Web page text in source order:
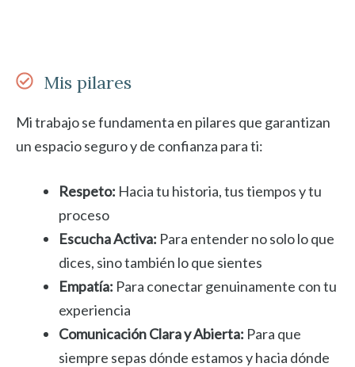
Mis pilares
Mi trabajo se fundamenta en pilares que garantizan
un espacio seguro y de confianza para ti:
Respeto: Hacia tu historia, tus tiempos y tu
proceso
Escucha Activa: Para entender no solo lo que
dices, sino también lo que sientes
Empatía: Para conectar genuinamente con tu
experiencia
Comunicación Clara y Abierta: Para que
siempre sepas dónde estamos y hacia dónde